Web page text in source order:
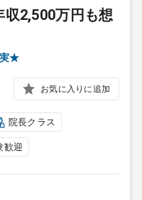
収2,500万円も想
実★
お気に入りに追加
院長クラス
歓迎